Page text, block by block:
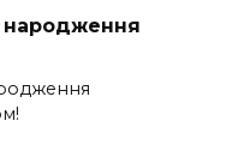
народження